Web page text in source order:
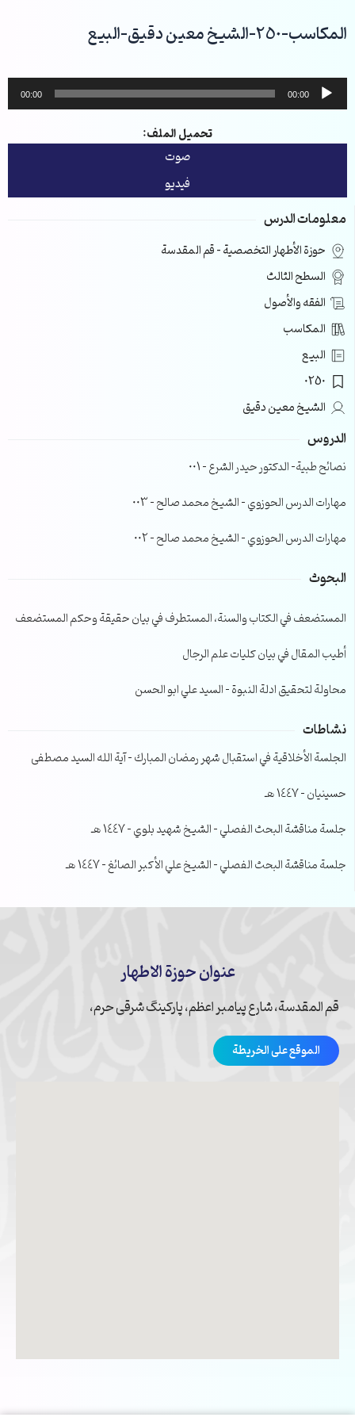
إلىالمكاسب-250-الشيخ معين دقيق-البيع
مشغل
الصوت
00:00
00:00
تحميل الملف:
صوت
فيديو
معلومات الدرس
حوزة الأطهار التخصصية – قم المقدسة
السطح الثالث
الفقه والأصول
المكاسب
البيع
0250
الشيخ معين دقيق
الدروس
نصائح طبية- الدكتور حيدر الشرع – 001
مهارات الدرس الحوزوي – الشيخ محمد صالح – 003
مهارات الدرس الحوزوي – الشيخ محمد صالح – 002
البحوث
المستضعف في الكتاب والسنة، المستطرف في بيان حقيقة وحكم المستضعف
أطيب المقال في بيان كليات علم الرجال
محاولة لتحقيق ادلة النبوة – السيد علي ابو الحسن
نشاطات
الجلسة الأخلاقية في استقبال شهر رمضان المبارك – آية الله السيد مصطفى
حسينيان – 1447 هـ
جلسة مناقشة البحث الفصلي – الشيخ شهيد بلوي – 1447 هـ
جلسة مناقشة البحث الفصلي – الشيخ علي الأكبر الصائغ – 1447 هـ
عنوان حوزة الاطهار
قم المقدسة، شارع پیامبر اعظم، پارکینگ شرقی حرم،
الموقع على الخريطة